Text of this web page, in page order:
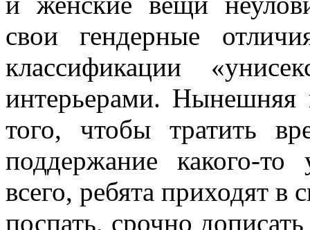
свои гендерные
классификации
интерьерами. Нынешняя
того, чтобы тратить
поддержание какого-то
всего, ребята приходят в
поспать, срочно